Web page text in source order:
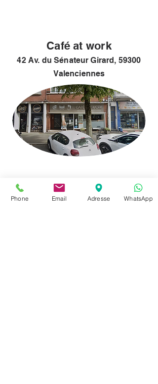
Café at work
42 Av. du Sénateur Girard, 59300
Valenciennes
Phone Email Adresse WhatsApp